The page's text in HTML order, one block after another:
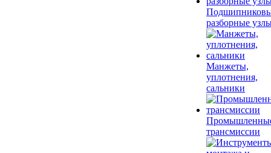
разборные
Манжеты,
уплотнения,
сальники
трансмиссии